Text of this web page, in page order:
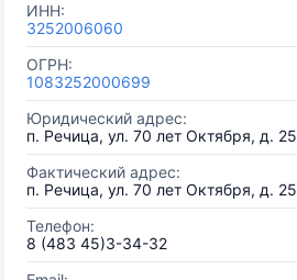
ИНН:
3252006060
ОГРН:
1083252000699
Юридический адрес:
п. Речица, ул. 70 лет Октября, д. 25
Фактический адрес:
п. Речица, ул. 70 лет Октября, д. 25
Телефон:
8 (483 45)3-34-32